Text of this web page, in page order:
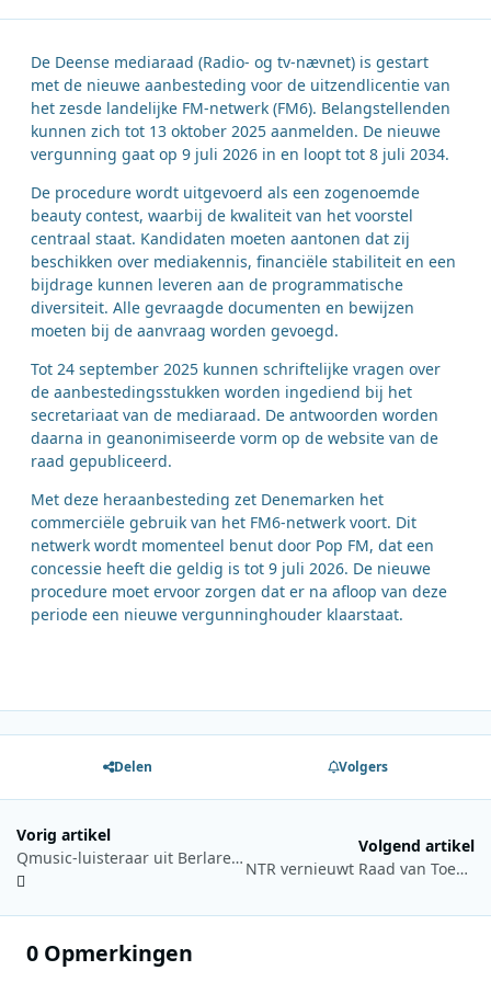
De Deense mediaraad (Radio- og tv-nævnet) is gestart
met de nieuwe aanbesteding voor de uitzendlicentie van
het zesde landelijke FM-netwerk (FM6). Belangstellenden
kunnen zich tot 13 oktober 2025 aanmelden. De nieuwe
vergunning gaat op 9 juli 2026 in en loopt tot 8 juli 2034.
De procedure wordt uitgevoerd als een zogenoemde
beauty contest, waarbij de kwaliteit van het voorstel
centraal staat. Kandidaten moeten aantonen dat zij
beschikken over mediakennis, financiële stabiliteit en een
bijdrage kunnen leveren aan de programmatische
diversiteit. Alle gevraagde documenten en bewijzen
moeten bij de aanvraag worden gevoegd.
Tot 24 september 2025 kunnen schriftelijke vragen over
de aanbestedingsstukken worden ingediend bij het
secretariaat van de mediaraad. De antwoorden worden
daarna in geanonimiseerde vorm op de website van de
raad gepubliceerd.
Met deze heraanbesteding zet Denemarken het
commerciële gebruik van het FM6-netwerk voort. Dit
netwerk wordt momenteel benut door Pop FM, dat een
concessie heeft die geldig is tot 9 juli 2026. De nieuwe
procedure moet ervoor zorgen dat er na afloop van deze
periode een nieuwe vergunninghouder klaarstaat.
Delen Volgers
Vorig artikel
Qmusic-luisteraar uit Berlare wint 51.600 euro in Het Contract
Volgend artikel
NTR vernieuwt Raad van Toezicht: Simone Huis in ‘t Veld treedt aan als voorzitter
0 Opmerkingen